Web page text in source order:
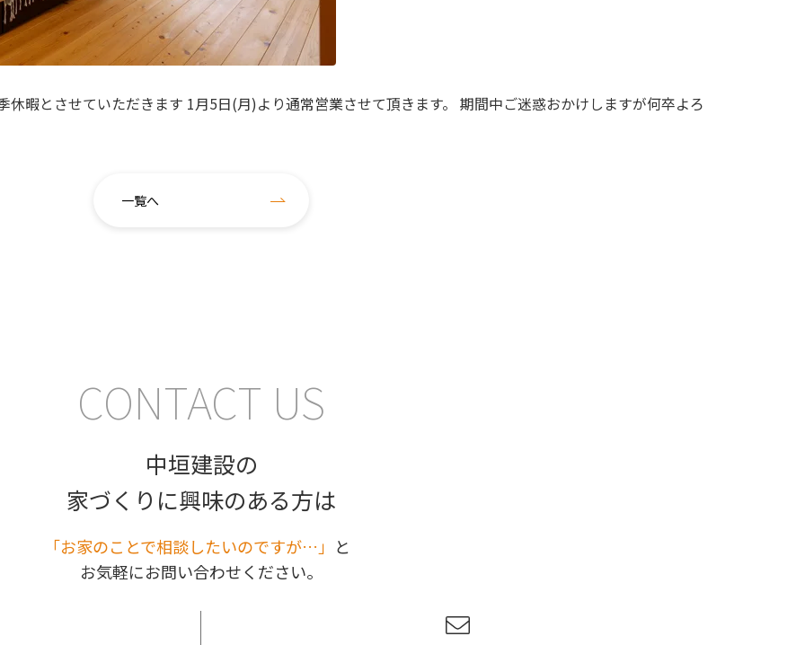
暇とさせていただきます 1月5日(月)より通常営業させて頂きます。 期間中ご迷惑おかけしますが何卒よろ
一覧へ
CONTACT US
中垣建設の
家づくりに興味のある方は
｢お家のことで相談したいのですが…」 と
お気軽にお問い合わせください。